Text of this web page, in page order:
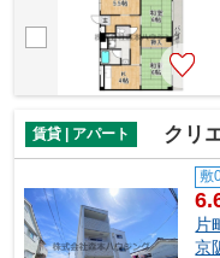
賃貸 | アパート クリ
敷
片
京